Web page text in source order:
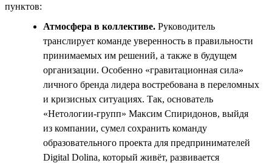
пунктов:
Атмосфера в коллективе. Руководитель
транслирует команде уверенность в правильности
принимаемых им решений, а также в будущем
организации. Особенно «гравитационная сила»
личного бренда лидера востребована в переломных
и кризисных ситуациях. Так, основатель
«Нетологии-групп» Максим Спиридонов, выйдя
из компании, сумел сохранить команду
образовательного проекта для предпринимателей
Digital Dolina, который живёт, развивается